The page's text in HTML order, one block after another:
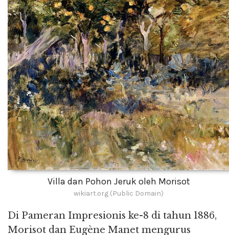
Villa dan Pohon Jeruk oleh Morisot
wikiart.org (Public Domain)
Di Pameran Impresionis ke-8 di tahun 1886,
Morisot dan Eugène Manet mengurus